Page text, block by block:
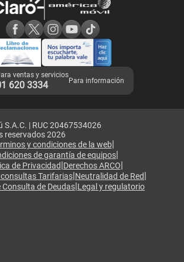
6, 6S y SE
de Tienda Claro
ventas y servicios
620 3334 Para información
S.A.C. | RUC 20467534026
reservados 2026
y condiciones de la web|
de garantía de equipos|
de Privacidad|Derechos ARCO|
Tarifarias|Neutralidad de Red|
Consulta de Deudas|Legal y regulatorio